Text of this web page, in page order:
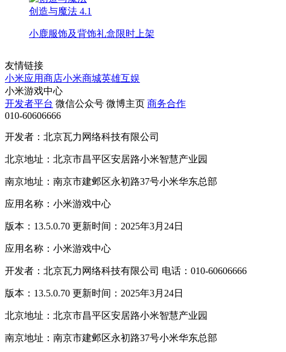
创造与魔法 4.1
小鹿服饰及背饰礼盒限时上架
友情链接
小米应用商店小米商城英雄互娱
小米游戏中心
开发者平台 微信公众号 微博主页 商务合作
010-60606666
开发者：北京瓦力网络科技有限公司
北京地址：北京市昌平区安居路小米智慧产业园
南京地址：南京市建邺区永初路37号小米华东总部
应用名称：小米游戏中心
版本：13.5.0.70 更新时间：2025年3月24日
应用名称：小米游戏中心
开发者：北京瓦力网络科技有限公司 电话：010-60606666
版本：13.5.0.70 更新时间：2025年3月24日
北京地址：北京市昌平区安居路小米智慧产业园
南京地址：南京市建邺区永初路37号小米华东总部